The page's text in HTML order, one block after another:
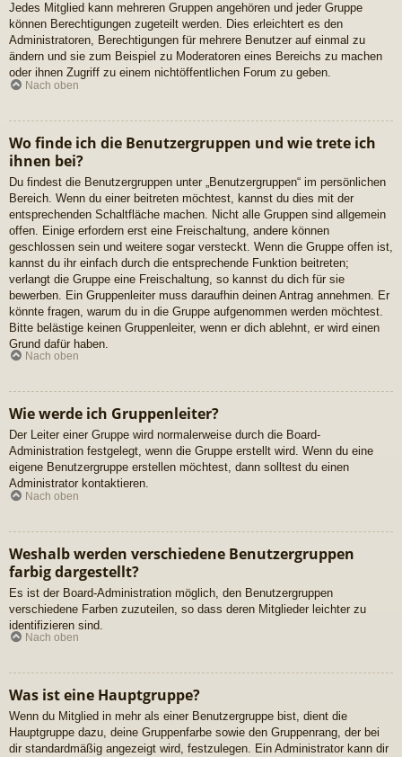
Jedes Mitglied kann mehreren Gruppen angehören und jeder Gruppe
können Berechtigungen zugeteilt werden. Dies erleichtert es den
Administratoren, Berechtigungen für mehrere Benutzer auf einmal zu
ändern und sie zum Beispiel zu Moderatoren eines Bereichs zu machen
oder ihnen Zugriff zu einem nichtöffentlichen Forum zu geben.
Nach oben
Wo finde ich die Benutzergruppen und wie trete ich
ihnen bei?
Du findest die Benutzergruppen unter „Benutzergruppen“ im persönlichen
Bereich. Wenn du einer beitreten möchtest, kannst du dies mit der
entsprechenden Schaltfläche machen. Nicht alle Gruppen sind allgemein
offen. Einige erfordern erst eine Freischaltung, andere können
geschlossen sein und weitere sogar versteckt. Wenn die Gruppe offen ist,
kannst du ihr einfach durch die entsprechende Funktion beitreten;
verlangt die Gruppe eine Freischaltung, so kannst du dich für sie
bewerben. Ein Gruppenleiter muss daraufhin deinen Antrag annehmen. Er
könnte fragen, warum du in die Gruppe aufgenommen werden möchtest.
Bitte belästige keinen Gruppenleiter, wenn er dich ablehnt, er wird einen
Grund dafür haben.
Nach oben
Wie werde ich Gruppenleiter?
Der Leiter einer Gruppe wird normalerweise durch die Board-
Administration festgelegt, wenn die Gruppe erstellt wird. Wenn du eine
eigene Benutzergruppe erstellen möchtest, dann solltest du einen
Administrator kontaktieren.
Nach oben
Weshalb werden verschiedene Benutzergruppen
farbig dargestellt?
Es ist der Board-Administration möglich, den Benutzergruppen
verschiedene Farben zuzuteilen, so dass deren Mitglieder leichter zu
identifizieren sind.
Nach oben
Was ist eine Hauptgruppe?
Wenn du Mitglied in mehr als einer Benutzergruppe bist, dient die
Hauptgruppe dazu, deine Gruppenfarbe sowie den Gruppenrang, der bei
dir standardmäßig angezeigt wird, festzulegen. Ein Administrator kann dir